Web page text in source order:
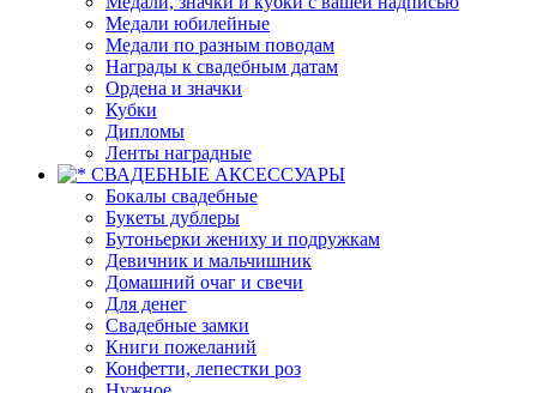
Медали юбилейные
Медали по разным поводам
Награды к свадебным датам
Ордена и значки
Кубки
Дипломы
Ленты наградные
СВАДЕБНЫЕ АКСЕССУАРЫ
Бокалы свадебные
Букеты дублеры
Бутоньерки жениху и подружкам
Девичник и мальчишник
Домашний очаг и свечи
Для денег
Свадебные замки
Книги пожеланий
Конфетти, лепестки роз